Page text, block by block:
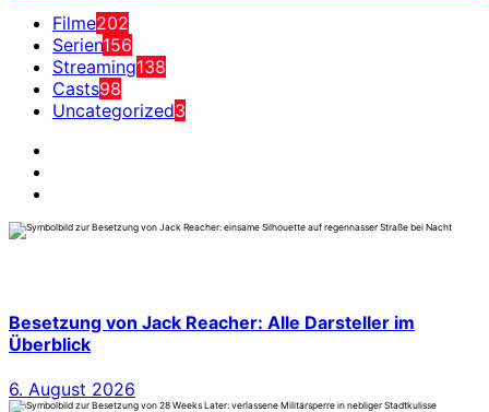
Filme202
Serien156
Streaming138
Casts98
Uncategorized3
Besetzung von Jack Reacher: Alle Darsteller im
Überblick
6. August 2026